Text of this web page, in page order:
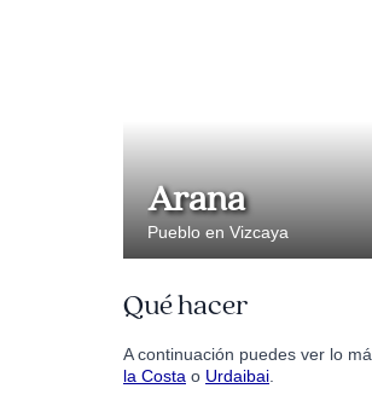
Arana
Pueblo en Vizcaya
Qué hacer
A continuación puedes ver lo
la Costa o Urdaibai